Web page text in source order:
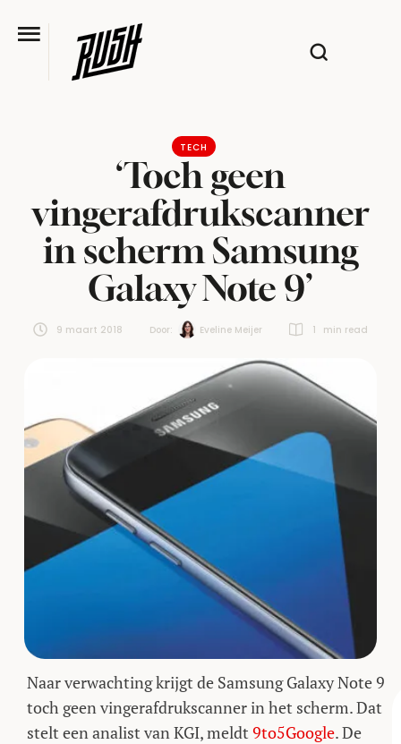
TECH
‘Toch geen
vingerafdrukscanner
in scherm Samsung
Galaxy Note 9’
9 maart 2018 Door: Eveline Meijer 1 min read
Naar verwachting krijgt de Samsung Galaxy Note 9
toch geen vingerafdrukscanner in het scherm. Dat
stelt een analist van KGI, meldt 9to5Google. De